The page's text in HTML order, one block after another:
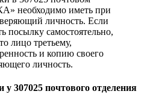
необходимо иметь при
личность. Если
посылку самостоятельно,
лицо третьему,
и копию своего
личность.
у 307025 почтового отделения